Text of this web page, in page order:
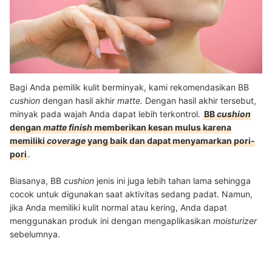
Bagi Anda pemilik kulit berminyak, kami rekomendasikan BB
cushion dengan hasil akhir matte. Dengan hasil akhir tersebut,
minyak pada wajah Anda dapat lebih terkontrol. BBcushion
denganmatte finishmemberikan kesan mulus karena
memilikicoverageyang baik dan dapat menyamarkan pori-
pori.
Biasanya, BB cushion jenis ini juga lebih tahan lama sehingga
cocok untuk digunakan saat aktivitas sedang padat. Namun,
jika Anda memiliki kulit normal atau kering, Anda dapat
menggunakan produk ini dengan mengaplikasikan moisturizer
sebelumnya.